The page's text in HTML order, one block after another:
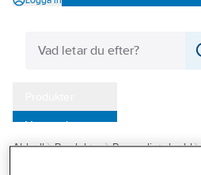
Varumärken
Ahlsell Produkter Personligt skydd